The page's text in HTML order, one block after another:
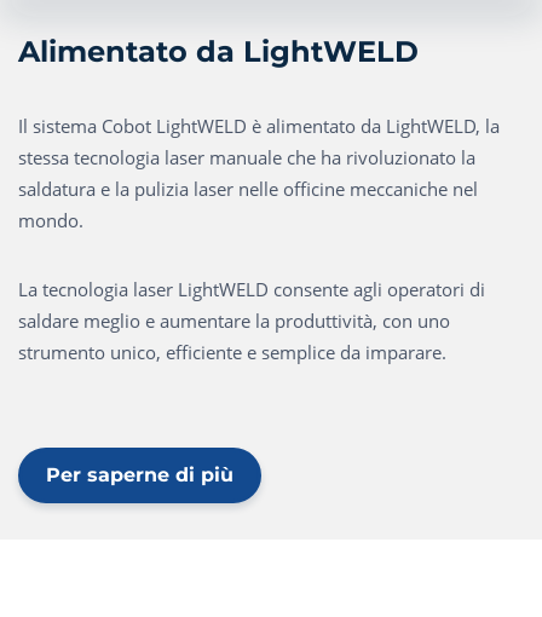
Alimentato da LightWELD
Il sistema Cobot LightWELD è alimentato da LightWELD, la
stessa tecnologia laser manuale che ha rivoluzionato la
saldatura e la pulizia laser nelle officine meccaniche nel
mondo.
La tecnologia laser LightWELD consente agli operatori di
saldare meglio e aumentare la produttività, con uno
strumento unico, efficiente e semplice da imparare.
Per saperne di più